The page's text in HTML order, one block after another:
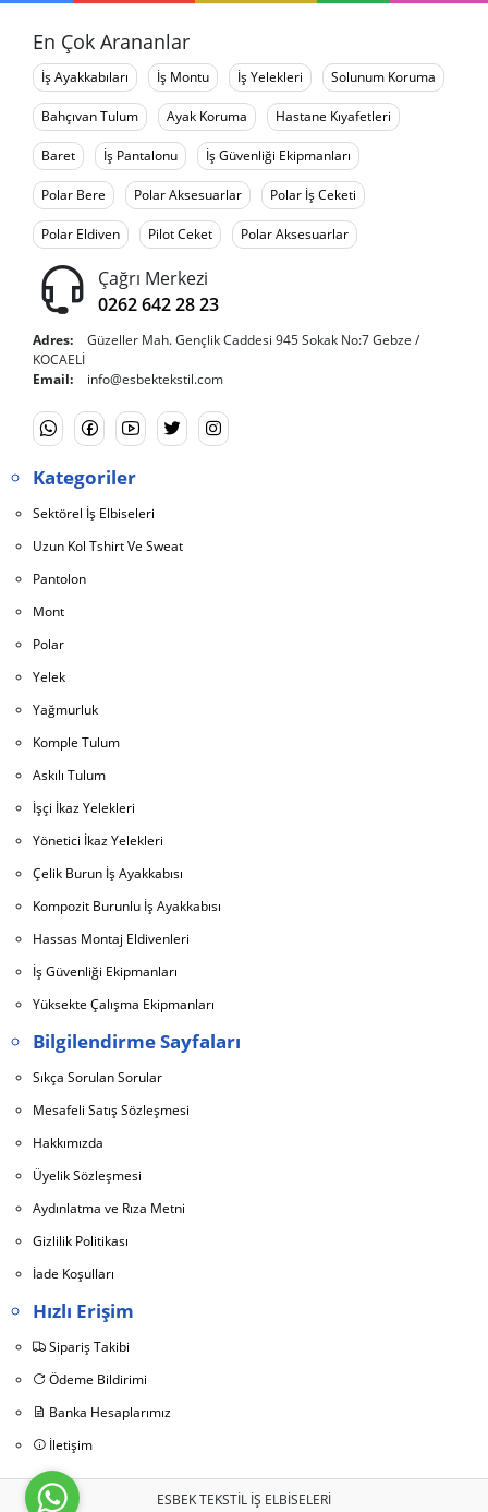
En Çok Arananlar
İş Ayakkabıları İş Montu İş Yelekleri Solunum Koruma
Bahçıvan Tulum Ayak Koruma Hastane Kıyafetleri
Baret İş Pantalonu İş Güvenliği Ekipmanları
Polar Bere Polar Aksesuarlar Polar İş Ceketi
Polar Eldiven Pilot Ceket Polar Aksesuarlar
Çağrı Merkezi
0262 642 28 23
Adres:
Güzeller Mah. Gençlik Caddesi 945 Sokak No:7 Gebze /
KOCAELİ
Email:
info@esbektekstil.com
Kategoriler
Sektörel İş Elbiseleri
Uzun Kol Tshirt Ve Sweat
Pantolon
Mont
Polar
Yelek
Yağmurluk
Komple Tulum
Askılı Tulum
İşçi İkaz Yelekleri
Yönetici İkaz Yelekleri
Çelik Burun İş Ayakkabısı
Kompozit Burunlu İş Ayakkabısı
Hassas Montaj Eldivenleri
İş Güvenliği Ekipmanları
Yüksekte Çalışma Ekipmanları
Bilgilendirme Sayfaları
Sıkça Sorulan Sorular
Mesafeli Satış Sözleşmesi
Hakkımızda
Üyelik Sözleşmesi
Aydınlatma ve Rıza Metni
Gizlilik Politikası
İade Koşulları
Hızlı Erişim
Sipariş Takibi
Ödeme Bildirimi
Banka Hesaplarımız
İletişim
ESBEK TEKSTİL İŞ ELBİSELERİ